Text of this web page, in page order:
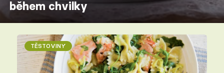
během chvilky
TĚSTOVINY